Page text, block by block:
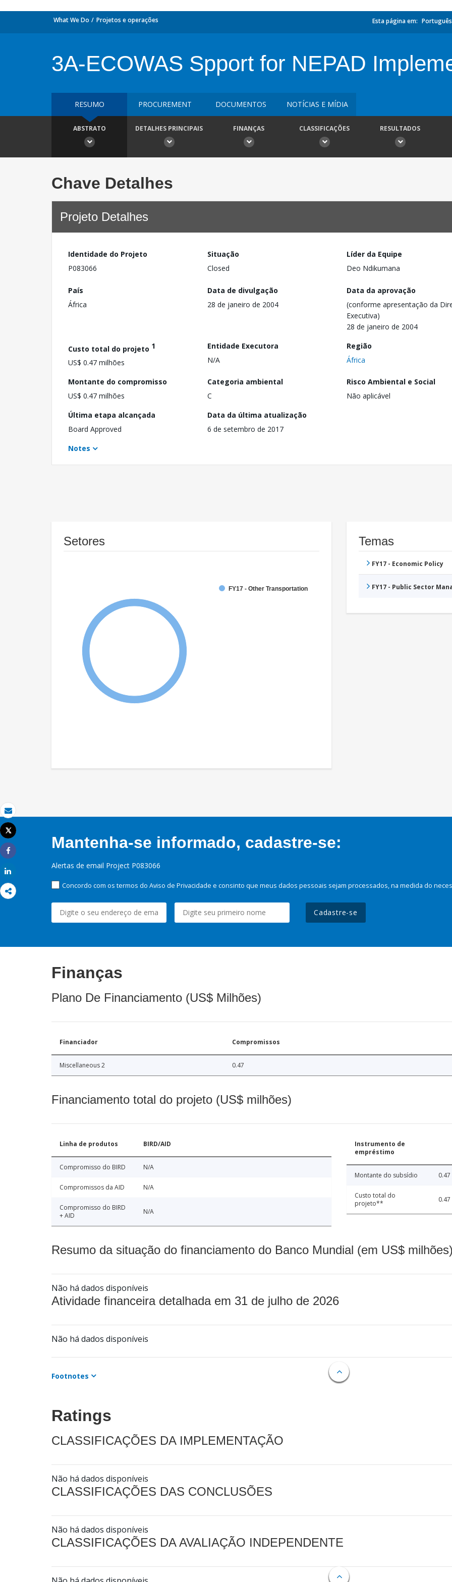
Email
Imprimir
Tweet
Share
What We Do Projetos e operações Esta página em: Português
3A-ECOWAS Spport for NEPAD
RESUMO PROCUREMENT DOCUMENTOS NOTÍCIAS E MÍDIA
ABSTRATO DETALHES PRINCIPAIS FINANÇAS CLASSIFICAÇÕES RESULTADOS
Chave Detalhes
Projeto Detalhes
Identidade do Projeto
P083066
Situação
Closed
Líder da Equipe
Deo Ndikumana
País
África
Data de divulgação
28 de janeiro de 2004
Data da aprovação
(conforme apresentação da
Executiva)
28 de janeiro de 2004
Custo total do projeto 1
US$ 0.47 milhões
Entidade Executora
N/A
Região
África
Montante do compromisso
US$ 0.47 milhões
Categoria ambiental
C
Risco Ambiental e Social
Não aplicável
Última etapa alcançada
Board Approved
Data da última atualização
6 de setembro de 2017
Notes
Setores
FY17 - Other Transportation
Temas
FY17 - Economic Policy
FY17 - Public Sector
Mantenha-se informado, cadastre-se:
Alertas de email Project P083066
Concordo com os termos do Aviso de Privacidade e consinto que meus dados pessoais sejam processados, na medida do
Cadastre-se
Finanças
Plano De Financiamento (US$ Milhões)
Financiador Compromissos
Miscellaneous 2 0.47
Financiamento total do projeto (US$ milhões)
Linha de produtos BIRD/AID
Compromisso do BIRD N/A
Compromissos da AID N/A
Compromisso do BIRD
+ AID
N/A
Instrumento de
empréstimo
Montante do subsídio 0.47
Custo total do
projeto**
0.47
Resumo da situação do financiamento do Banco Mundial (em US$
Não há dados disponíveis
Atividade financeira detalhada em 31 de julho de 2026
Não há dados disponíveis
Footnotes
Ratings
CLASSIFICAÇÕES DA IMPLEMENTAÇÃO
Não há dados disponíveis
CLASSIFICAÇÕES DAS CONCLUSÕES
Não há dados disponíveis
CLASSIFICAÇÕES DA AVALIAÇÃO INDEPENDENTE